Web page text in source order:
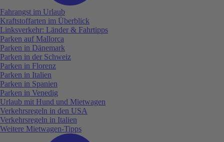
Fahrangst im Urlaub
Kraftstoffarten im Überblick
Linksverkehr: Länder & Fahrtipps
Parken auf Mallorca
Parken in Dänemark
Parken in der Schweiz
Parken in Florenz
Parken in Italien
Parken in Spanien
Parken in Venedig
Urlaub mit Hund und Mietwagen
Verkehrsregeln in den USA
Verkehrsregeln in Italien
Weitere Mietwagen-Tipps